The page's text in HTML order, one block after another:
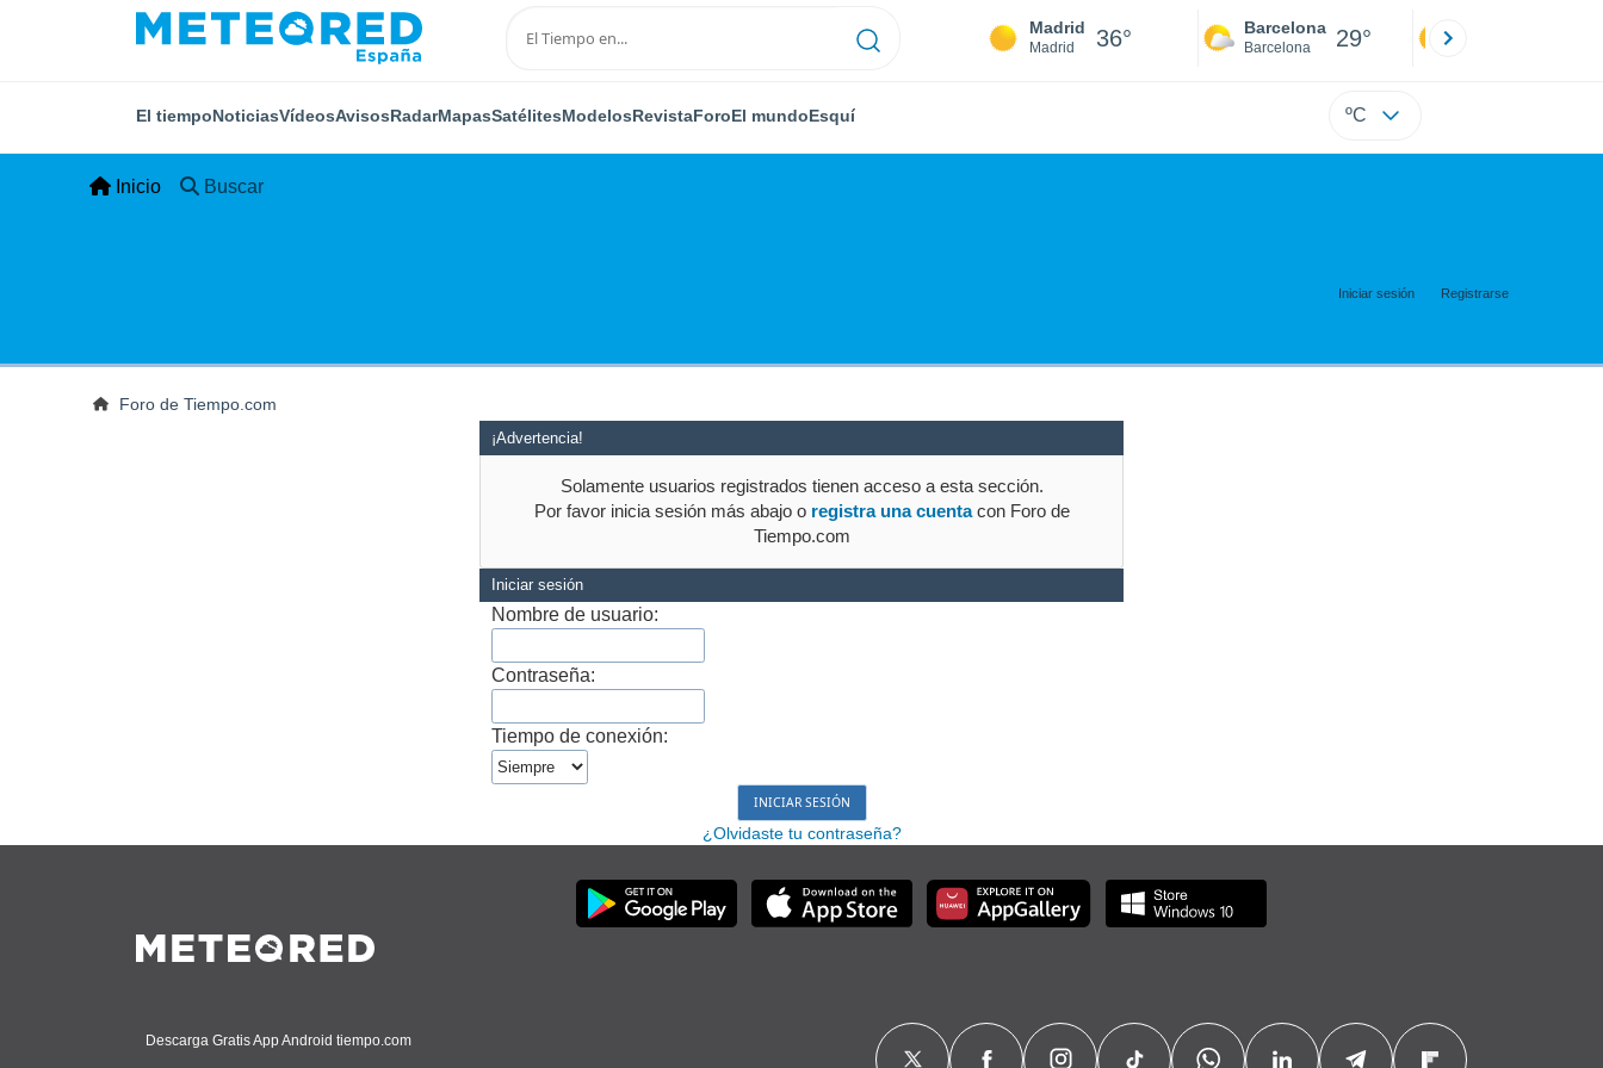
Madrid
Madrid 36° Barcelona
Barcelona 29°
El tiempoNoticiasVídeosAvisosRadarMapasSatélitesModelosRevistaForoEl mundoEsquí ºC
Inicio Buscar
Iniciar sesión Registrarse
Foro de Tiempo.com
¡Advertencia!
Solamente usuarios registrados tienen acceso a esta sección.
Por favor inicia sesión más abajo o registra una cuentacon Foro de
Tiempo.com
Iniciar sesión
Nombre de usuario:
Contraseña:
Tiempo de conexión:
¿Olvidaste tu contraseña?
Descarga Gratis App Android tiempo.com